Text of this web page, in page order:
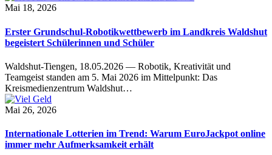
Mai 18, 2026
Erster Grundschul-Robotikwettbewerb im Landkreis Waldshut
begeistert Schülerinnen und Schüler
Waldshut-Tiengen, 18.05.2026 — Robotik, Kreativität und
Teamgeist standen am 5. Mai 2026 im Mittelpunkt: Das
Kreismedienzentrum Waldshut…
Mai 26, 2026
Internationale Lotterien im Trend: Warum EuroJackpot online
immer mehr Aufmerksamkeit erhält